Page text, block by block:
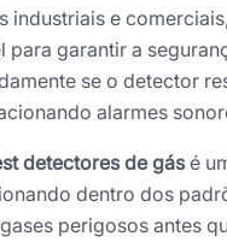
industriais e
para garantir a
se o detector
alarmes
detectores de gásé
dentro dos
perigosos antes